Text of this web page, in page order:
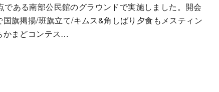
ある南部公民館のグラウンドで実施しました。開会
旗掲揚/班旗立て/キムス&角しばり夕食もメスティン
かまどコンテス…